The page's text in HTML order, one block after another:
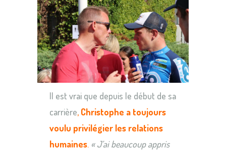
Il est vrai que depuis le début de sa
carrière, Christophe a toujours
voulu privilégier les relations
humaines. « J’ai beaucoup appris